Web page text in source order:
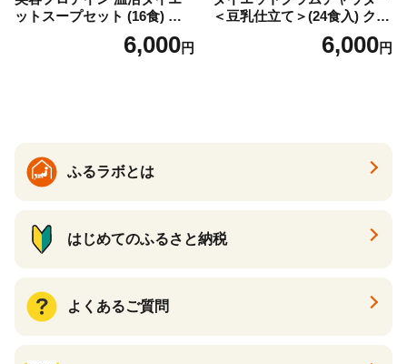
ットスープセット (16食) 小
分け スープ 食べ比べ セット
詰合せ クラムチャウダー チ
6,000円
＜豆乳仕立て＞(24食入) クラ
ムチャウダー 豆乳 ダイエッ
ト スープ プロテイン たんぱ
6,000円
ふるラボとは
はじめてのふるさと納税
よくあるご質問